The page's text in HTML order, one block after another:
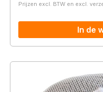
Prijzen excl. BTW en excl.
In de